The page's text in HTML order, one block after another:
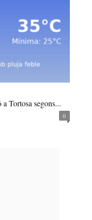
Tortosa segons...
0